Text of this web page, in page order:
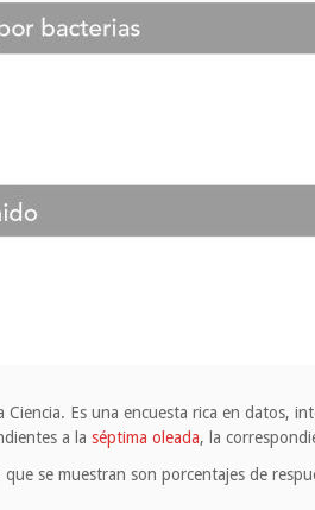
Es una encuesta rica en datos,
a la séptima oleada, la
se muestran son porcentajes de